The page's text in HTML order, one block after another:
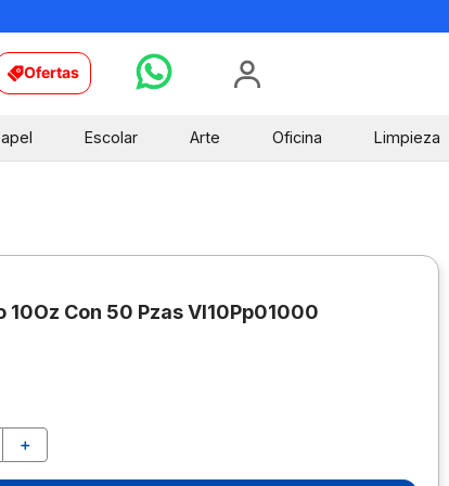
Ofertas
Escolar Arte Oficina Limpieza
10Oz Con 50 Pzas Vl10Pp01000
＋